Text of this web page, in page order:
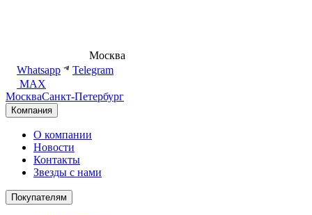
Москва
Whatsapp
Telegram
MAX
МоскваСанкт-Петербург
Компания
О компании
Новости
Контакты
Звезды с нами
Покупателям